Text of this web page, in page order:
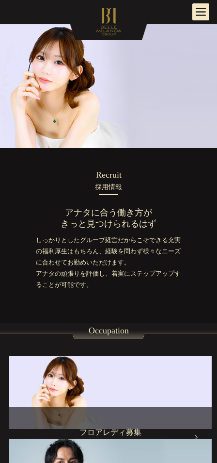
Recruit
採用情報
アナタに合う働き方が
きっと見つけられるはず
しっかりとしたグループ経営だからこそできる充実
の福利厚生はもちろん、経験を問わず様々なニーズ
に合わせてお勤めいただけます。
アナタの頑張りを評価し、着実にステップアップす
ることが可能です。
Occupation
フロアレディ募集